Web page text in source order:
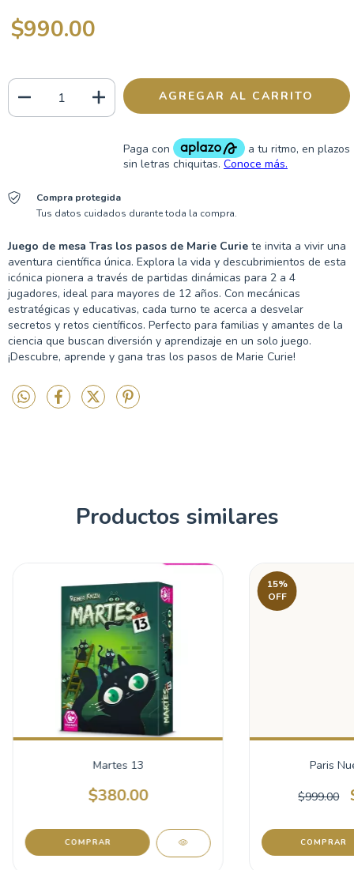
$990.00
Compra protegida
Tus datos cuidados durante toda la compra.
Juego de mesa Tras los pasos de Marie Curie te invita a vivir una
aventura científica única. Explora la vida y descubrimientos de esta
icónica pionera a través de partidas dinámicas para 2 a 4
jugadores, ideal para mayores de 12 años. Con mecánicas
estratégicas y educativas, cada turno te acerca a desvelar
secretos y retos científicos. Perfecto para familias y amantes de la
ciencia que buscan diversión y aprendizaje en un solo juego.
¡Descubre, aprende y gana tras los pasos de Marie Curie!
Productos similares
Martes 13
$380.00
15%
OFF
Paris
$999.00